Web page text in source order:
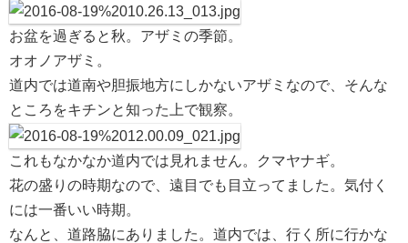
お盆を過ぎると秋。アザミの季節。
オオノアザミ。
道内では道南や胆振地方にしかないアザミなので、そんな
ところをキチンと知った上で観察。
これもなかなか道内では見れません。クマヤナギ。
花の盛りの時期なので、遠目でも目立ってました。気付く
には一番いい時期。
なんと、道路脇にありました。道内では、行く所に行かな